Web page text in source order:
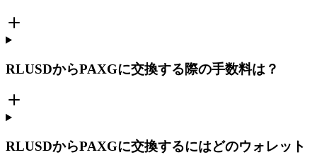
RLUSDからPAXGに交換する際の手数料は？
RLUSDからPAXGに交換するにはどのウォレット